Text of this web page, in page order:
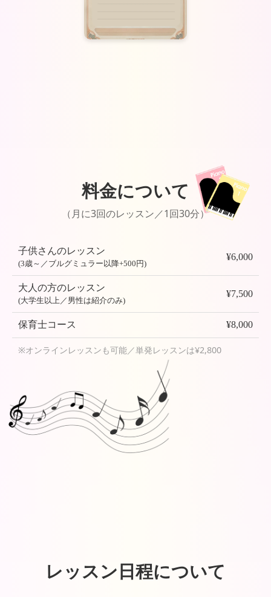
料金について
（月に3回のレッスン／1回30分）
子供さんのレッスン
(3歳～／ブルグミュラー以降+500円)
¥6,000
大人の方のレッスン
(大学生以上／男性は紹介のみ)
¥7,500
保育士コース ¥8,000
※オンラインレッスンも可能／単発レッスンは¥2,800
レッスン日程について